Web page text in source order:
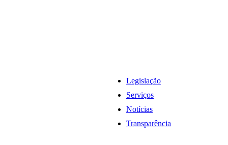
Legislação
Serviços
Notícias
Transparência